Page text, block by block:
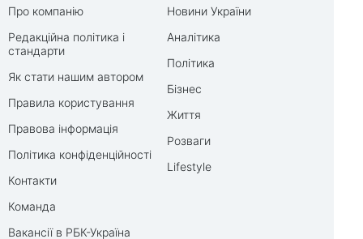
Про компанію
Редакційна політика і
стандарти
Як стати нашим автором
Правила користування
Правова інформація
Політика конфіденційності
Контакти
Команда
Вакансії в РБК-Україна
Новини України
Аналітика
Політика
Бізнес
Життя
Розваги
Lifestyle